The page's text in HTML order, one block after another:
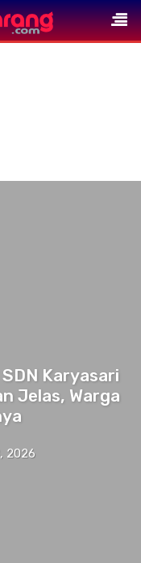
Karyasari
Jelas, Warga
2026